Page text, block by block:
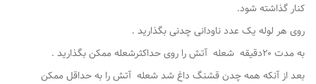
کنار گذاشته شود.
روی هر لوله یک عدد ناودانی چدنی بگذارید .
به مدت ۲۰دقیقه شعله آتش را روی حداکثرشعله ممکن بگذارید .
بعد از آنکه همه چدن قشنگ داغ شد شعله آتش را به حداقل ممکن